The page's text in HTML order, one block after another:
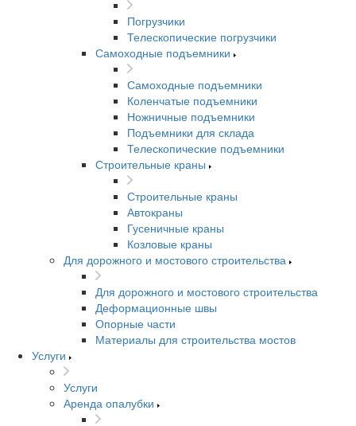
Погрузчики
Телескопические погрузчики
Самоходные подъемники
Самоходные подъемники
Коленчатые подъемники
Ножничные подъемники
Подъемники для склада
Телескопические подъемники
Строительные краны
Строительные краны
Автокраны
Гусеничные краны
Козловые краны
Для дорожного и мостового строительства
Для дорожного и мостового строительства
Деформационные швы
Опорные части
Материалы для строительства мостов
Услуги
Услуги
Аренда опалубки